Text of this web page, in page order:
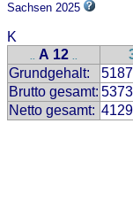
Sachsen 2025
K
.. A 12 ..
Grundgehalt:
Brutto gesamt:
Netto gesamt: